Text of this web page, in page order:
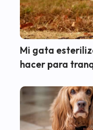
Mi gata
hacer para